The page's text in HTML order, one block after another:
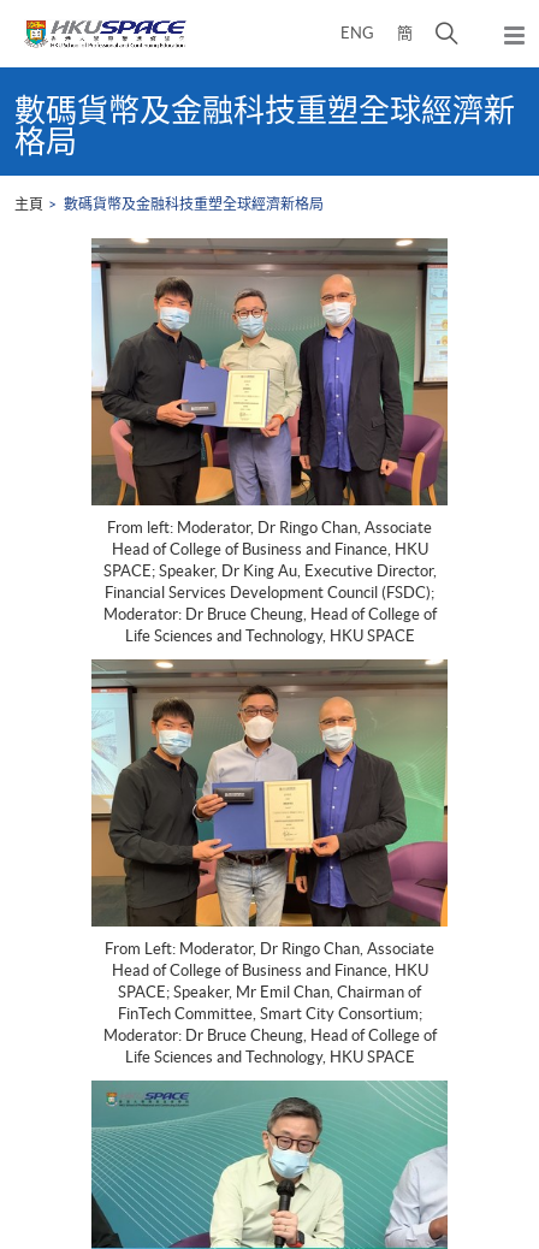
ENG 簡
開
搜
尋
面
彈
出
主
選
content
start數碼貨幣及金融科技重塑全球經濟新
格局
主頁 數碼貨幣及金融科技重塑全球經濟新格局
From left: Moderator, Dr Ringo Chan, Associate
Head of College of Business and Finance, HKU
SPACE; Speaker, Dr King Au, Executive Director,
Financial Services Development Council (FSDC);
Moderator: Dr Bruce Cheung, Head of College of
Life Sciences and Technology, HKU SPACE
From Left: Moderator, Dr Ringo Chan, Associate
Head of College of Business and Finance, HKU
SPACE; Speaker, Mr Emil Chan, Chairman of
FinTech Committee, Smart City Consortium;
Moderator: Dr Bruce Cheung, Head of College of
Life Sciences and Technology, HKU SPACE